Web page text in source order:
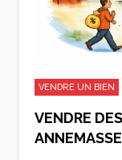
VENDRE UN BIEN
VENDRE